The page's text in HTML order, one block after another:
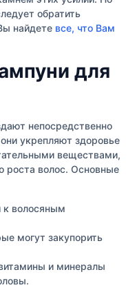
обратить
найдете все, что Вам
для
непосредственно
укрепляют здоровье
веществами,
роста волос. Основные
к волосяным
могут закупорить
и минералы